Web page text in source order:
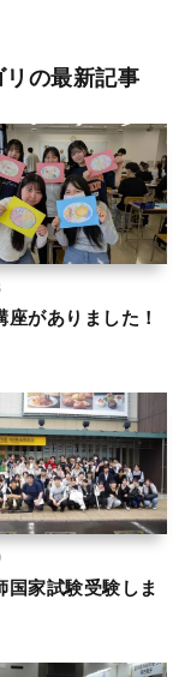
リの最新記事
座がありました！
国家試験受験しま